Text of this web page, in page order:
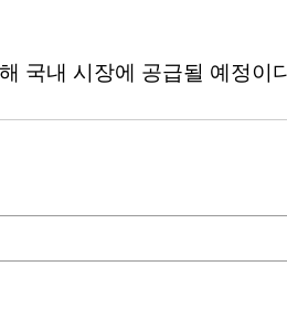
국내 시장에 공급될 예정이